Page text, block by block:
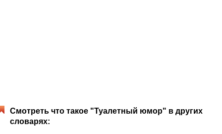
Смотреть что такое "Туалетный юмор" в других
словарях: